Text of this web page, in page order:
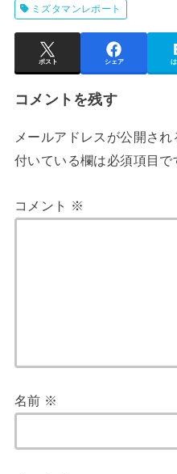
ミズタマンレポート
ポスト シェア
コメントを残す
メールアドレスが公開され
付いている欄は必須項目で
コメント ※
名前 ※